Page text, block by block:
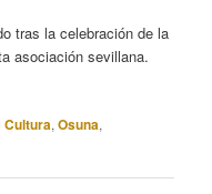
tras la celebración de la
asociación sevillana.
Cultura,Osuna,